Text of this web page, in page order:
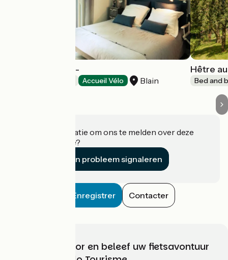
Chambre brest -
Accueil Vélo Blain
Hêtre
Bed and
Heeft u informatie om ons te melden over deze
accommodatie?
Een probleem signaleren
Enregistrer Contacter
Kies, bereid voor en beleef uw fietsavontuur